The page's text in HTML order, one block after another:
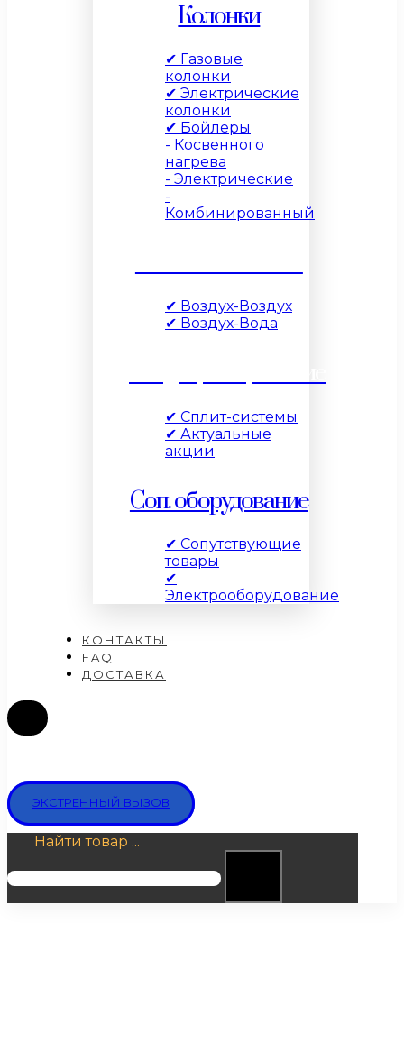
Колонки
✔ Газовые
колонки
✔ Электрические
колонки
✔ Бойлеры
- Косвенного
нагрева
- Электрические
-
Комбинированный
✔ Воздух-Воздух
✔ Воздух-Вода
✔ Сплит-системы
✔ Актуальные
акции
Соп. оборудование
✔ Сопутствующие
товары
✔
Электрооборудование
КОНТАКТЫ
FAQ
ДОСТАВКА
ЭКСТРЕННЫЙ ВЫЗОВ
Найти товар ...